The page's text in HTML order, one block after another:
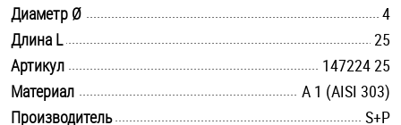
Такелаж
Хомуты
Диаметр Ø
4
Длина L
25
Артикул
147224 25
Материал
А 1 (AISI 303)
Производитель
S+P